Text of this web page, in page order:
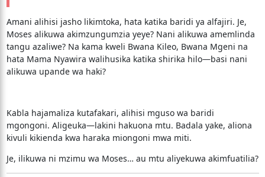
Amani alihisi jasho likimtoka, hata katika baridi ya alfajiri. Je,
Moses alikuwa akimzungumzia yeye? Nani alikuwa amemlinda
tangu azaliwe? Na kama kweli Bwana Kileo, Bwana Mgeni na
hata Mama Nyawira walihusika katika shirika hilo—basi nani
alikuwa upande wa haki?
Kabla hajamaliza kutafakari, alihisi mguso wa baridi
mgongoni. Aligeuka—lakini hakuona mtu. Badala yake, aliona
kivuli kikienda kwa haraka miongoni mwa miti.
Je, ilikuwa ni mzimu wa Moses… au mtu aliyekuwa akimfuatilia?